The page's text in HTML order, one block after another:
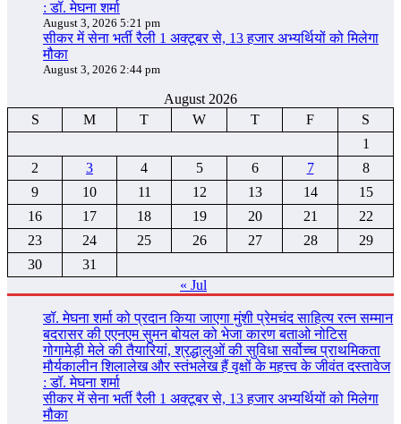
: डॉ. मेघना शर्मा
August 3, 2026 5:21 pm
सीकर में सेना भर्ती रैली 1 अक्टूबर से, 13 हजार अभ्यर्थियों को मिलेगा
मौका
August 3, 2026 2:44 pm
August 2026
S
M T W T F
S
1
2
3 4 5 6 7
8
9
10 11 12 13 14
15
16
17 18 19 20 21
22
23
24 25 26 27 28
29
30
31
« Jul
डॉ. मेघना शर्मा को प्रदान किया जाएगा मुंशी प्रेमचंद साहित्य रत्न सम्‍मान
बदरासर की एएनएम सुमन बोयल को भेजा कारण बताओ नोटिस
गोगामेड़ी मेले की तैयारियां, श्रद्धालुओं की सुविधा सर्वोच्च प्राथमिकता
मौर्यकालीन शिलालेख और स्तंभलेख हैं वृक्षों के महत्त्व के जीवंत दस्तावेज
: डॉ. मेघना शर्मा
सीकर में सेना भर्ती रैली 1 अक्टूबर से, 13 हजार अभ्यर्थियों को मिलेगा
मौका